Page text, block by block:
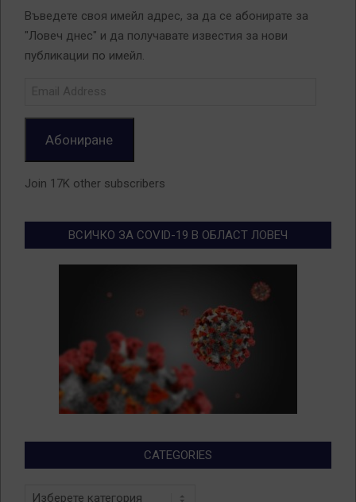
Въведете своя имейл адрес, за да се абонирате за
"Ловеч днес" и да получавате известия за нови
публикации по имейл.
Абониране
Join 17K other subscribers
ВСИЧКО ЗА COVID-19 В ОБЛАСТ ЛОВЕЧ
CATEGORIES
Categories